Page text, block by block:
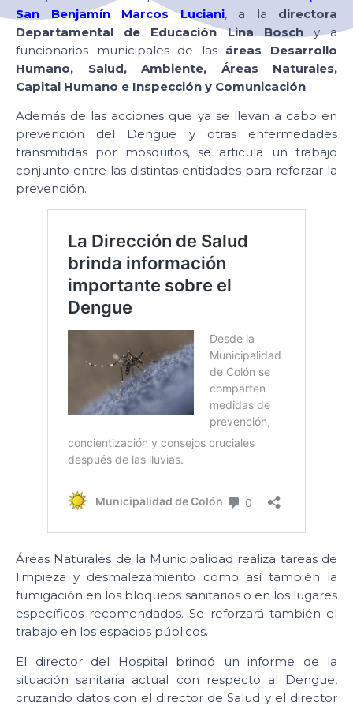
San Benjamín Marcos Luciani, a la directora
Departamental de Educación Lina Boschy a
funcionarios municipales de las áreas Desarrollo
Humano, Salud, Ambiente, Áreas Naturales,
Capital Humano e Inspección y Comunicación.
Además de las acciones que ya se llevan a cabo en
prevención del Dengue y otras enfermedades
transmitidas por mosquitos, se articula un trabajo
conjunto entre las distintas entidades para reforzar la
prevención.
Áreas Naturales de la Municipalidad realiza tareas de
limpieza y desmalezamiento como así también la
fumigación en los bloqueos sanitarios o en los lugares
específicos recomendados. Se reforzará también el
trabajo en los espacios públicos.
El director del Hospital brindó un informe de la
situación sanitaria actual con respecto al Dengue,
cruzando datos con el director de Salud y el director